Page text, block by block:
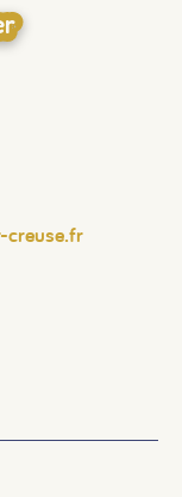
creuse.fr